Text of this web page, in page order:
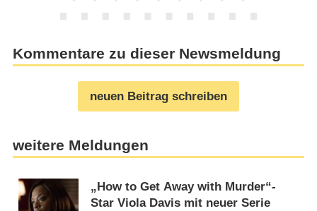
Kommentare zu dieser Newsmeldung
neuen Beitrag schreiben
weitere Meldungen
„How to Get Away with Murder“-
Star Viola Davis mit neuer Serie